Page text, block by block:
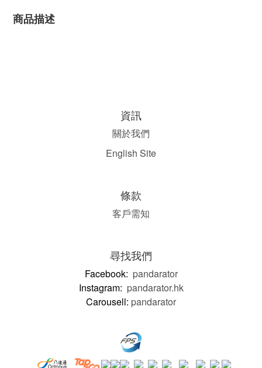
商品描述
資訊
關於我們
English Site
條款
客戶需知
尋找我們
Facebook: pandarator
Instagram: pandarator.hk
Carousell: pandarator